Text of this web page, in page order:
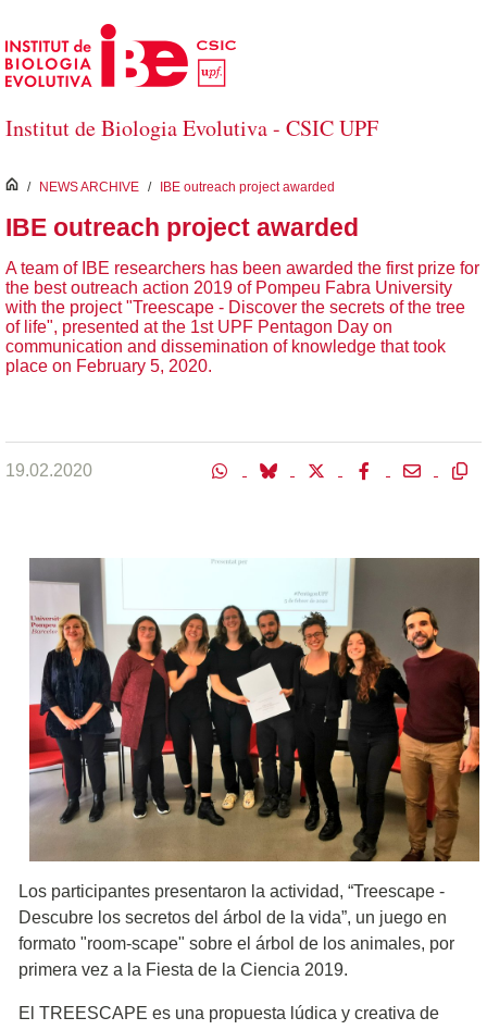
Skip to Main Content
Institut de Biologia Evolutiva - CSIC UPF
inici
/ NEWS ARCHIVE / IBE outreach project awarded
IBE outreach project awarded
A team of IBE researchers has been awarded the first prize for
the best outreach action 2019 of Pompeu Fabra University
with the project "Treescape - Discover the secrets of the tree
of life", presented at the 1st UPF Pentagon Day on
communication and dissemination of knowledge that took
place on February 5, 2020.
19.02.2020
Los participantes presentaron la actividad, “Treescape -
Descubre los secretos del árbol de la vida”, un juego en
formato "room-scape" sobre el árbol de los animales, por
primera vez a la Fiesta de la Ciencia 2019.
El TREESCAPE es una propuesta lúdica y creativa de